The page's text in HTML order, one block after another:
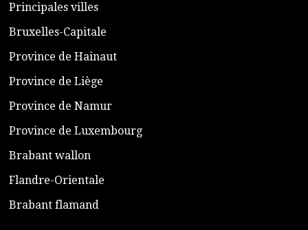
​Principales villes
​Bruxelles-Capitale
​Province de Hainaut
Province de Liège
​Province de Namur
​Province de Luxembourg
​Brabant wallon
​Flandre-Orientale
​Brabant flamand